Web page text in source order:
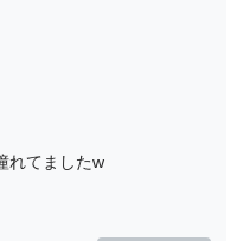
れてましたw